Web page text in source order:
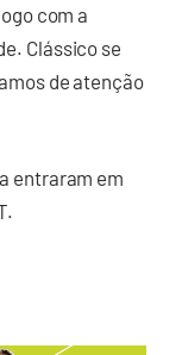
com a
Clássico se
de atenção
entraram em